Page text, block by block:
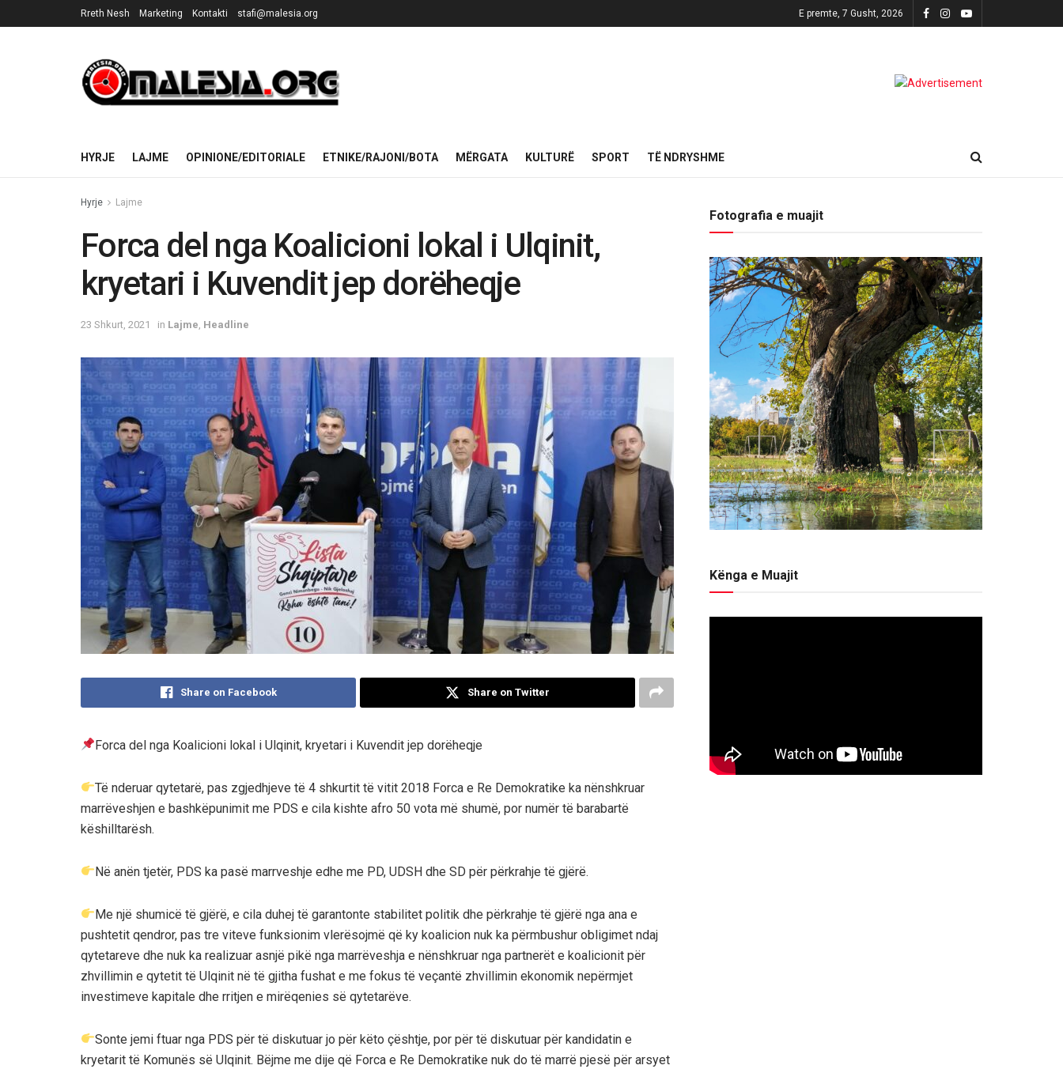
Rreth Nesh Marketing Kontakti stafi@malesia.org E premte, 7 Gusht, 2026
HYRJE LAJME OPINIONE/EDITORIALE ETNIKE/RAJONI/BOTA MËRGATA KULTURË SPORT TË NDRYSHME
Hyrje Lajme
Forca del nga Koalicioni lokal i Ulqinit,
kryetari i Kuvendit jep dorëheqje
23 Shkurt, 2021 in Lajme Headline
Share on Facebook Share on Twitter
Forca del nga Koalicioni lokal i Ulqinit, kryetari i Kuvendit jep dorëheqje
Të nderuar qytetarë, pas zgjedhjeve të 4 shkurtit të vitit 2018 Forca e Re Demokratike ka nënshkruar
marrëveshjen e bashkëpunimit me PDS e cila kishte afro 50 vota më shumë, por numër të barabartë
këshilltarësh.
Në anën tjetër, PDS ka pasë marrveshje edhe me PD, UDSH dhe SD për përkrahje të gjërë.
Me një shumicë të gjërë, e cila duhej të garantonte stabilitet politik dhe përkrahje të gjërë nga ana e
pushtetit qendror, pas tre viteve funksionim vlerësojmë që ky koalicion nuk ka përmbushur obligimet ndaj
qytetareve dhe nuk ka realizuar asnjë pikë nga marrëveshja e nënshkruar nga partnerët e koalicionit për
zhvillimin e qytetit të Ulqinit në të gjitha fushat e me fokus të veçantë zhvillimin ekonomik nepërmjet
investimeve kapitale dhe rritjen e mirëqenies së qytetarëve.
Sonte jemi ftuar nga PDS për të diskutuar jo për këto çështje, por për të diskutuar për kandidatin e
kryetarit të Komunës së Ulqinit. Bëjme me dije që Forca e Re Demokratike nuk do të marrë pjesë për arsyet
Fotografia e muajit
Kënga e Muajit